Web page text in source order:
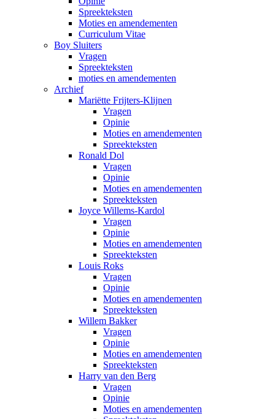
Spreekteksten
Moties en amendementen
Curriculum Vitae
Boy Sluiters
Vragen
Spreekteksten
moties en amendementen
Archief
Mariëtte Frijters-Klijnen
Vragen
Opinie
Moties en amendementen
Spreekteksten
Ronald Dol
Vragen
Opinie
Moties en amendementen
Spreekteksten
Joyce Willems-Kardol
Vragen
Opinie
Moties en amendementen
Spreekteksten
Louis Roks
Vragen
Opinie
Moties en amendementen
Spreekteksten
Willem Bakker
Vragen
Opinie
Moties en amendementen
Spreekteksten
Harry van den Berg
Vragen
Opinie
Moties en amendementen